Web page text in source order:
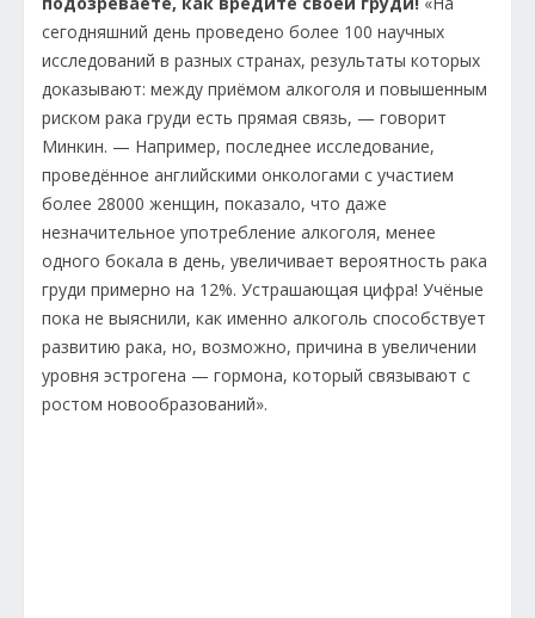
сегодняшний день проведено более 100 научных
исследований в разных странах, результаты которых
доказывают: между приёмом алкоголя и повышенным
риском рака груди есть прямая связь, — говорит
Минкин. — Например, последнее исследование,
проведённое английскими онкологами с участием
более 28000 женщин, показало, что даже
незначительное употребление алкоголя, менее
одного бокала в день, увеличивает вероятность рака
груди примерно на 12%. Устрашающая цифра! Учёные
пока не выяснили, как именно алкоголь способствует
развитию рака, но, возможно, причина в увеличении
уровня эстрогена — гормона, который связывают с
ростом новообразований».